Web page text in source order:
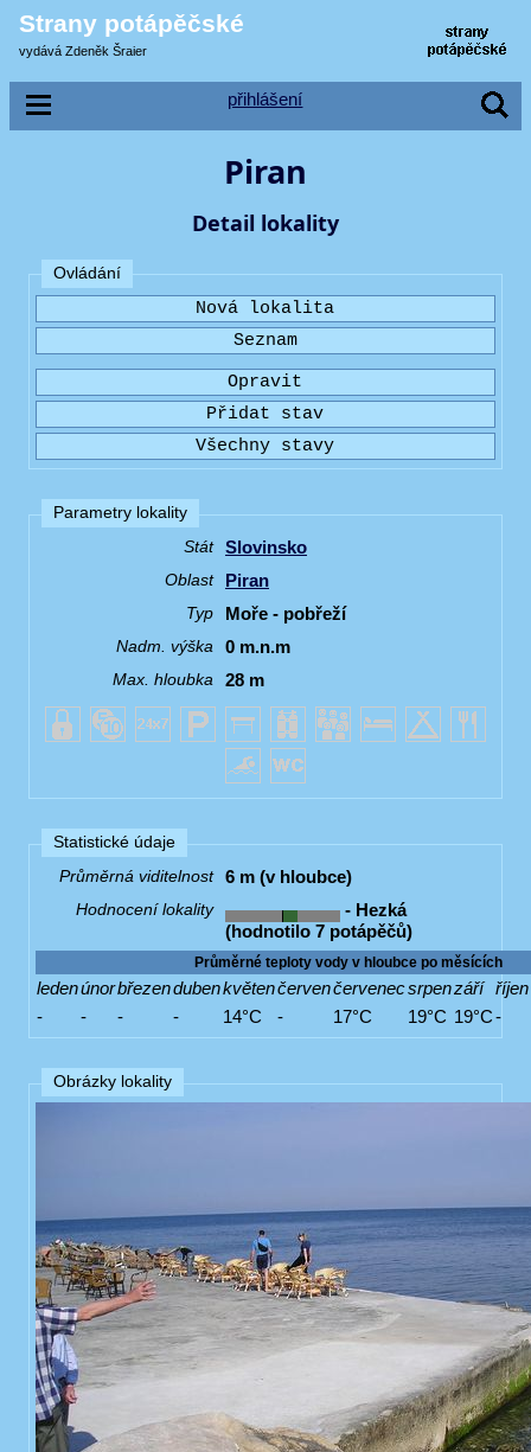
Strany potápěčské
vydává Zdeněk Šraier
přihlášení
Piran
Detail lokality
Ovládání
Parametry lokality
Stát
Slovinsko
Oblast Piran
Typ Moře - pobřeží
Nadm. výška 0 m.n.m
Max. hloubka 28 m
Statistické údaje
Průměrná viditelnost
6 m (v hloubce)
Hodnocení lokality
- Hezká
(hodnotilo 7 potápěčů)
Průměrné teploty vody v hloubce po měsících
ledenúnorbřezendubenkvětenčervenčervenecsrpenzáří říjen
-
- - - 14°C - 17°C 19°C 19°C-
Obrázky lokality